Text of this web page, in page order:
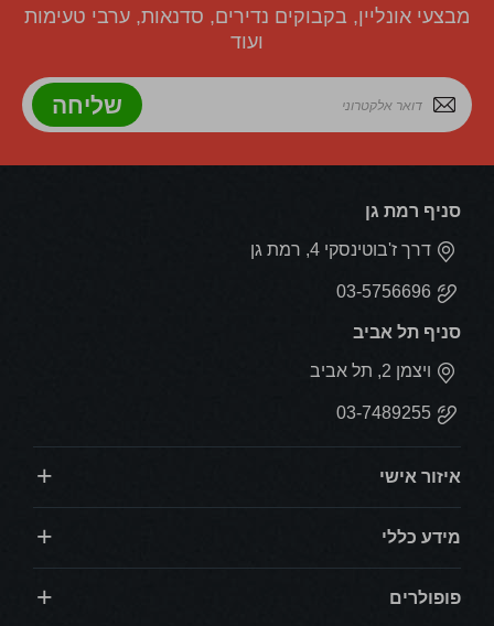
מבצעי אונליין, בקבוקים נדירים, סדנאות, ערבי טעימות
ועוד
שליחה
סניף רמת גן
דרך ז'בוטינסקי 4, רמת גן
03-5756696
סניף תל אביב
ויצמן 2, תל אביב
03-7489255
איזור אישי
מידע כללי
פופולרים